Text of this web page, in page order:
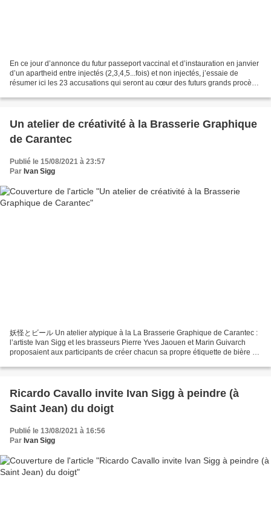
En ce jour d’annonce du futur passeport vaccinal et d’instauration en janvier
d’un apartheid entre injectés (2,3,4,5...fois) et non injectés, j’essaie de
résumer ici les 23 accusations qui seront au cœur des futurs grands procès
Un atelier de créativité à la Brasserie Graphique
de Carantec
Publié le 15/08/2021 à 23:57
Par Ivan Sigg
妖怪とビール Un atelier atypique à la La Brasserie Graphique de Carantec :
l’artiste Ivan Sigg et les brasseurs Pierre Yves Jaouen et Marin Guivarch
proposaient aux participants de créer chacun sa propre étiquette de bière et
Ricardo Cavallo invite Ivan Sigg à peindre (à
Saint Jean) du doigt
Publié le 13/08/2021 à 16:56
Par Ivan Sigg